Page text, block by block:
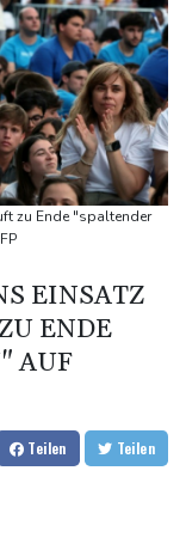
Drohnenvorfall in
Staatsschutz
auf russische
sich Ziele von der
Rücktritt
bestätigt
zu Ende "spaltender
EINSATZ
ENDE
AUF
Teilen Teilen